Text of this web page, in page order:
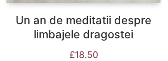
Un an de meditatii despre
limbajele dragostei
£18.50